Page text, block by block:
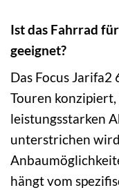
Ist das Fahrrad
geeignet?
Das Focus
Touren
leistungsstarken
unterstrichen
hängt vom